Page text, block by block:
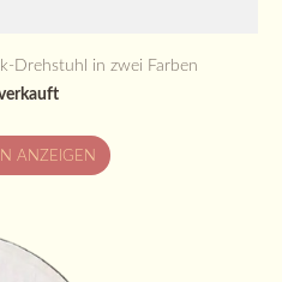
Drehstuhl in zwei Farben
ANZEIGEN